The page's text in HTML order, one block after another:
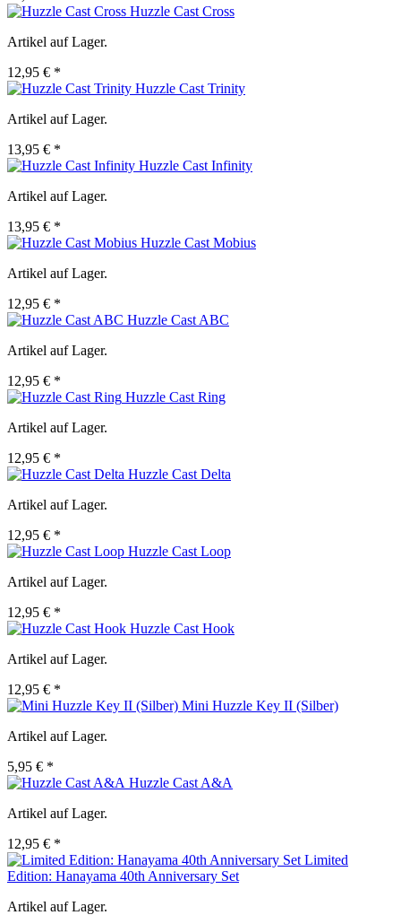
Huzzle Cast Cross
Artikel auf Lager.
12,95 € *
Huzzle Cast Trinity
Artikel auf Lager.
13,95 € *
Huzzle Cast Infinity
Artikel auf Lager.
13,95 € *
Huzzle Cast Mobius
Artikel auf Lager.
12,95 € *
Huzzle Cast ABC
Artikel auf Lager.
12,95 € *
Huzzle Cast Ring
Artikel auf Lager.
12,95 € *
Huzzle Cast Delta
Artikel auf Lager.
12,95 € *
Huzzle Cast Loop
Artikel auf Lager.
12,95 € *
Huzzle Cast Hook
Artikel auf Lager.
12,95 € *
Mini Huzzle Key II (Silber)
Artikel auf Lager.
5,95 € *
Huzzle Cast A&A
Artikel auf Lager.
12,95 € *
Limited
Edition: Hanayama 40th Anniversary Set
Artikel auf Lager.